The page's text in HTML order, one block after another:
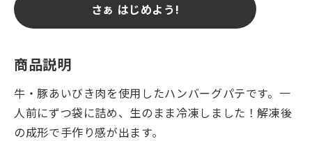
さぁ はじめよう!
商品説明
牛・豚あいびき肉を使用したハンバーグパテです。一
人前にずつ袋に詰め、生のまま冷凍しました！解凍後
の成形で手作り感が出ます。